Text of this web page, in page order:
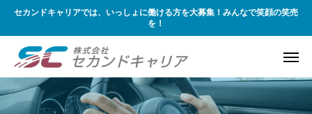
セカンドキャリアでは、いっしょに働ける方を大募集！みんなで笑顔の笑売
を！